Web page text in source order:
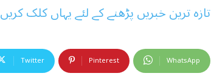
تازہ ترین خبریں پڑھنے کے لئے یہاں کلک کریں
Twitter Pinterest WhatsApp